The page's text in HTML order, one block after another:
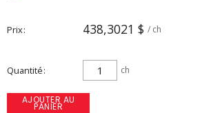
Prix 438,3021 $ / ch
Quantité ch
AJOUTER AU
PANIER